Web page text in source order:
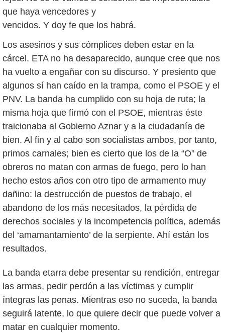
que haya vencedores y
vencidos. Y doy fe que los habrá.
Los asesinos y sus cómplices deben estar en la
cárcel. ETA no ha desaparecido, aunque cree que nos
ha vuelto a engañar con su discurso. Y presiento que
algunos sí han caído en la trampa, como el PSOE y el
PNV. La banda ha cumplido con su hoja de ruta; la
misma hoja que firmó con el PSOE, mientras éste
traicionaba al Gobierno Aznar y a la ciudadanía de
bien. Al fin y al cabo son socialistas ambos, por tanto,
primos carnales; bien es cierto que los de la “O” de
obreros no matan con armas de fuego, pero lo han
hecho estos años con otro tipo de armamento muy
dañino: la destrucción de puestos de trabajo, el
abandono de los más necesitados, la pérdida de
derechos sociales y la incompetencia política, además
del ‘amamantamiento’ de la serpiente. Ahí están los
resultados.
La banda etarra debe presentar su rendición, entregar
las armas, pedir perdón a las víctimas y cumplir
íntegras las penas. Mientras eso no suceda, la banda
seguirá latente, lo que quiere decir que puede volver a
matar en cualquier momento.